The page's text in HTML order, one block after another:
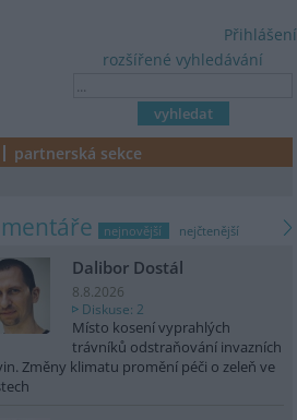
rozšířené vyhledávání
Přihlášení
partnerská sekce
nejnovější nejčtenější
Dalibor Dostál
8.8.2026
Diskuse: 2
Místo kosení vyprahlých
trávníků odstraňování invazních
Změny klimatu promění péči o zeleň ve